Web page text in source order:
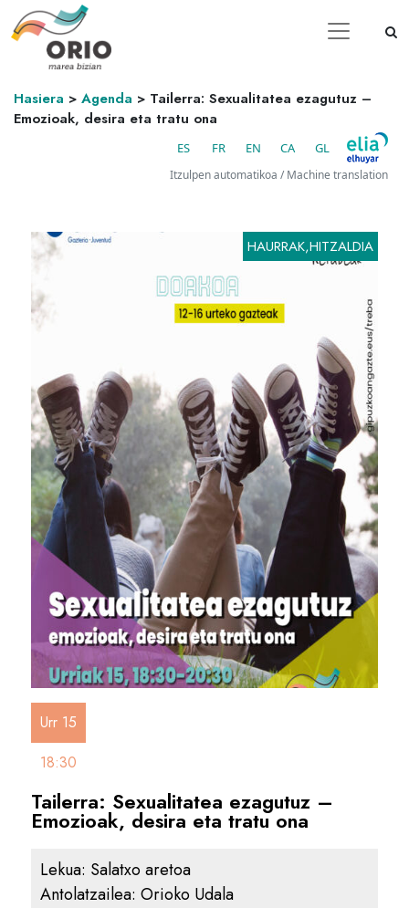
Hasiera > Agenda > Tailerra: Sexualitatea ezagutuz –
Emozioak, desira eta tratu ona
ES FR EN CA GL
Itzulpen automatikoa / Machine translation
HAURRAK,HITZALDIA
Urr 15
18:30
Tailerra: Sexualitatea ezagutuz –
Emozioak, desira eta tratu ona
Lekua: Salatxo aretoa
Antolatzailea:Orioko Udala